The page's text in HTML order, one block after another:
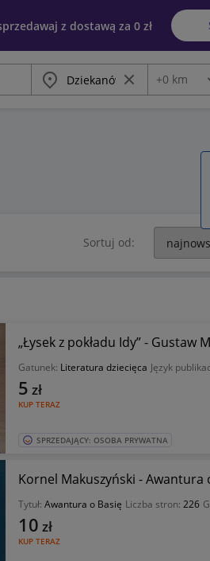
z dostawą za 0 zł
Miasto Wyczyść frazę
Odległość
+0 km
Sortuj od:
„Łysek z pokładu Idy” - Gustaw
Gatunek: Literatura dziecięca Język
KUP TERAZ
5 zł
SPRZEDAJĄCY: OSOBA PRYWATNA
Kornel Makuszyński - Awantura
Tytuł: Awantura o Basię Liczba stron: 226
KUP TERAZ
10 zł